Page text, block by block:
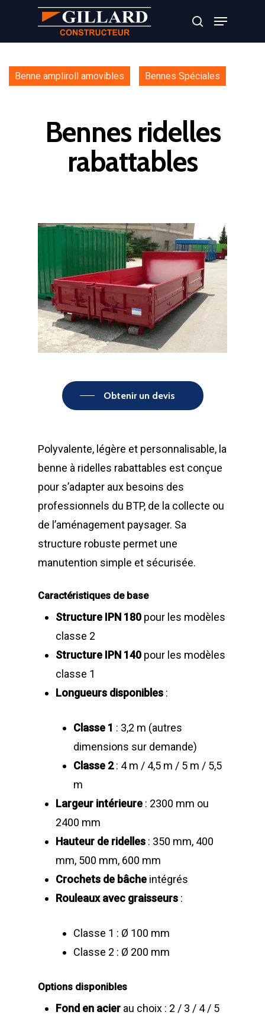
Appuyer sur Entrer ou ESC pour fermer
Benne ampliroll amovibles Bennes Spéciales
Bennes ridelles
rabattables
Obtenir un devis
Polyvalente, légère et personnalisable, la
benne à ridelles rabattables est conçue
pour s’adapter aux besoins des
professionnels du BTP, de la collecte ou
de l’aménagement paysager. Sa
structure robuste permet une
manutention simple et sécurisée.
Caractéristiques de base
Structure IPN 180 pour les modèles
classe 2
Structure IPN 140 pour les modèles
classe 1
Longueurs disponibles :
Classe 1 : 3,2 m (autres
dimensions sur demande)
Classe 2: 4 m / 4,5 m / 5 m / 5,5
m
Largeur intérieure : 2300 mm ou
2400 mm
Hauteur de ridelles : 350 mm, 400
mm, 500 mm, 600 mm
Crochets de bâche intégrés
Rouleaux avec graisseurs :
Classe 1 : Ø 100 mm
Classe 2 : Ø 200 mm
Options disponibles
Fond en acier au choix : 2 / 3 / 4 / 5